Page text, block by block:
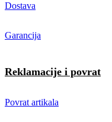
Dostava
Garancija
Reklamacije i povrat
Povrat artikala